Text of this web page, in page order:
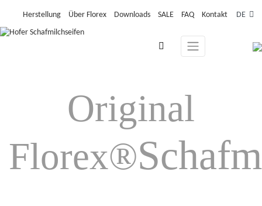
Herstellung Über Florex Downloads SALE FAQ Kontakt DE
Original
Florex®